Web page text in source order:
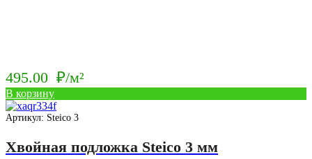
495.00 ₽/м²
В корзину
Артикул: Steico 3
Хвойная подложка Steico 3 мм